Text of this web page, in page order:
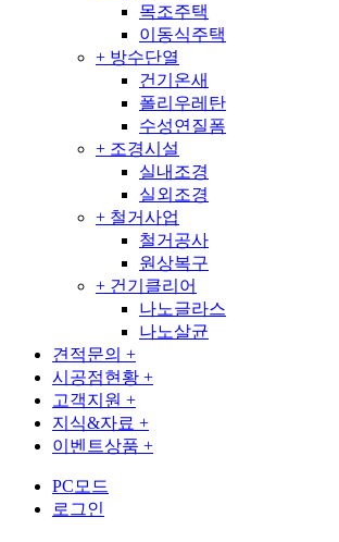
목조주택
이동식주택
+ 방수단열
건기온새
폴리우레탄
수성연질폼
+ 조경시설
실내조경
실외조경
+ 철거사업
철거공사
원상복구
+ 건기클리어
나노글라스
나노살균
견적문의 +
시공점현황 +
고객지원 +
지식&자료 +
이벤트상품 +
PC모드
로그인